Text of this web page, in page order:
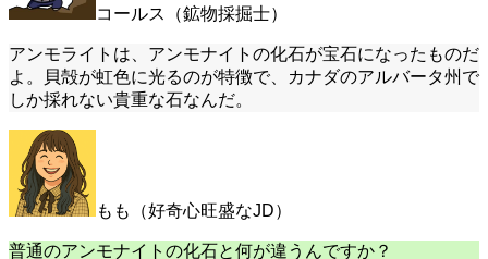
コールス（鉱物採掘士）
アンモライトは、アンモナイトの化石が宝石になったものだ
よ。貝殻が虹色に光るのが特徴で、カナダのアルバータ州で
しか採れない貴重な石なんだ。
もも（好奇心旺盛なJD）
普通のアンモナイトの化石と何が違うんですか？